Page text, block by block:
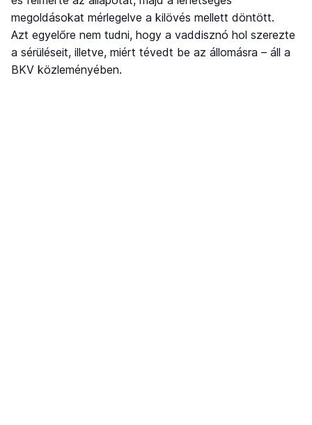
megoldásokat mérlegelve a kilövés mellett döntött.
Azt egyelőre nem tudni, hogy a vaddisznó hol szerezte
a sérüléseit, illetve, miért tévedt be az állomásra – áll a
BKV közleményében.